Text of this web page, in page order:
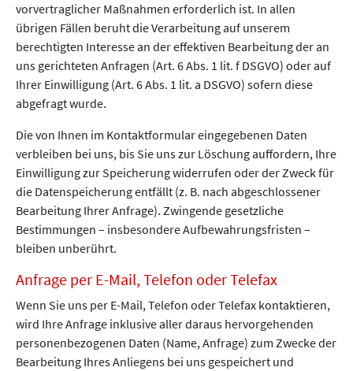
vorvertraglicher Maßnahmen erforderlich ist. In allen
übrigen Fällen beruht die Verarbeitung auf unserem
berechtigten Interesse an der effektiven Bearbeitung der an
uns gerichteten Anfragen (Art. 6 Abs. 1 lit. f DSGVO) oder auf
Ihrer Einwilligung (Art. 6 Abs. 1 lit. a DSGVO) sofern diese
abgefragt wurde.
Die von Ihnen im Kontaktformular eingegebenen Daten
verbleiben bei uns, bis Sie uns zur Löschung auffordern, Ihre
Einwilligung zur Speicherung widerrufen oder der Zweck für
die Datenspeicherung entfällt (z. B. nach abgeschlossener
Bearbeitung Ihrer Anfrage). Zwingende gesetzliche
Bestimmungen – insbesondere Aufbewahrungsfristen –
bleiben unberührt.
Anfrage per E-Mail, Telefon oder Telefax
Wenn Sie uns per E-Mail, Telefon oder Telefax kontaktieren,
wird Ihre Anfrage inklusive aller daraus hervorgehenden
personenbezogenen Daten (Name, Anfrage) zum Zwecke der
Bearbeitung Ihres Anliegens bei uns gespeichert und